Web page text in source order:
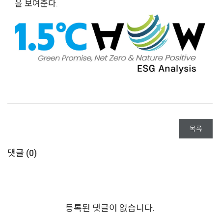
을 보여준다.
목록
댓글 (0)
등록된 댓글이 없습니다.